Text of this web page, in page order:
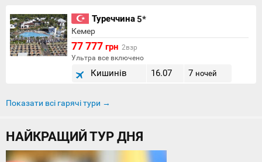
Туреччина5*
Кемер
77 777 грн 2взр
Ультра все включено
Кишинів 16.07 7 ночей
Показати всі гарячі тури →
НАЙКРАЩИЙ ТУР ДНЯ